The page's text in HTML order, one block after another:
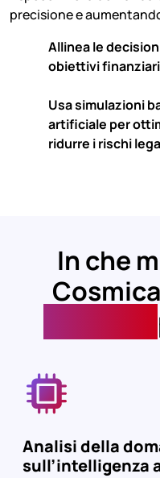
precisione e
Allinea le
obiettivi
Usa simulazioni
artificiale per
ridurre i rischi
In che
Cosmica
Analisi della
sull’intelligenza